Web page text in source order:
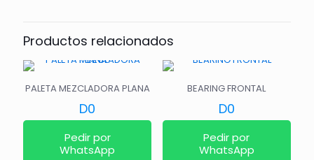
Productos relacionados
PALETA MEZCLADORA PLANA
D0
Pedir por
WhatsApp
BEARING FRONTAL
D0
Pedir por
WhatsApp